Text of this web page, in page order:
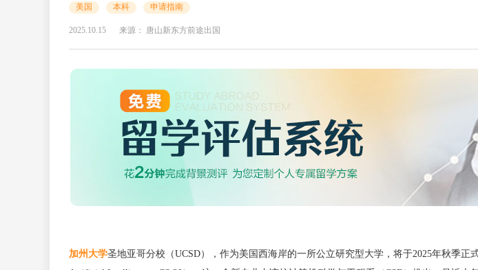
美国 本科 申请指南
2025.10.15 来源： 唐山新东方前途出国
加州大学圣地亚哥分校（UCSD），作为美国西海岸的一所公立研究型大学，将于2025年秋季正